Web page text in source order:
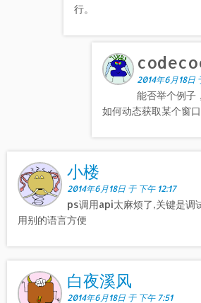
行。
2014年6月18日
能否举个例子
如何动态获取某个窗
小楼
2014年6月18日 于 下午 12:17
ps调用api太麻烦了,关键是调
用别的语言方便
白夜溪风
2014年6月18日 于 下午 7:51